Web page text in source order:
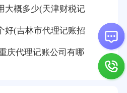
大概多少(天津财税记
好(吉林市代理记账招
庆代理记账公司有哪